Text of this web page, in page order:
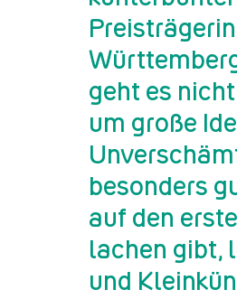
geht es
um große
besonders
auf den
lachen gibt,
und